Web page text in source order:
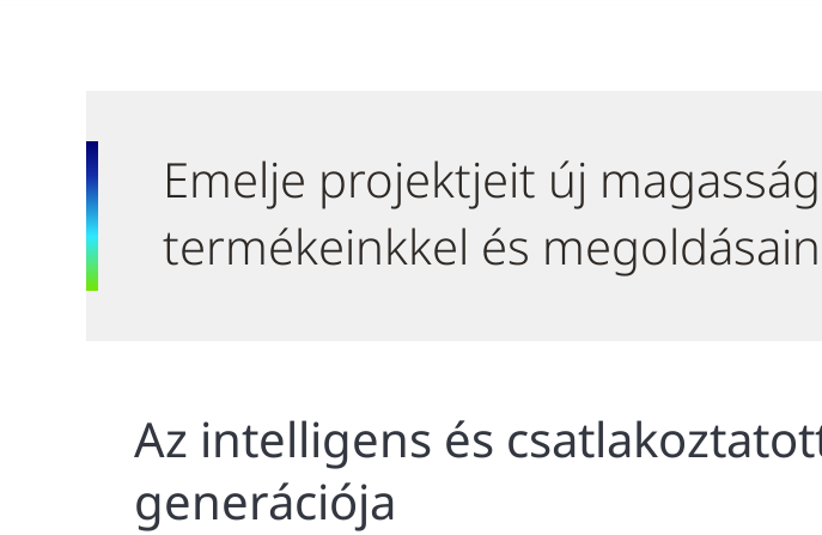
Emelje projektjeit új
termékeinkkel és
Az intelligens és
generációja